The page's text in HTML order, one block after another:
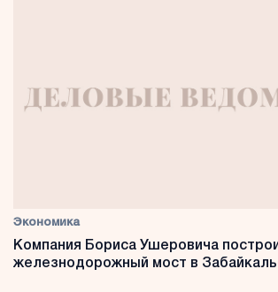
Экономика
Компания Бориса Ушеровича
железнодорожный мост в